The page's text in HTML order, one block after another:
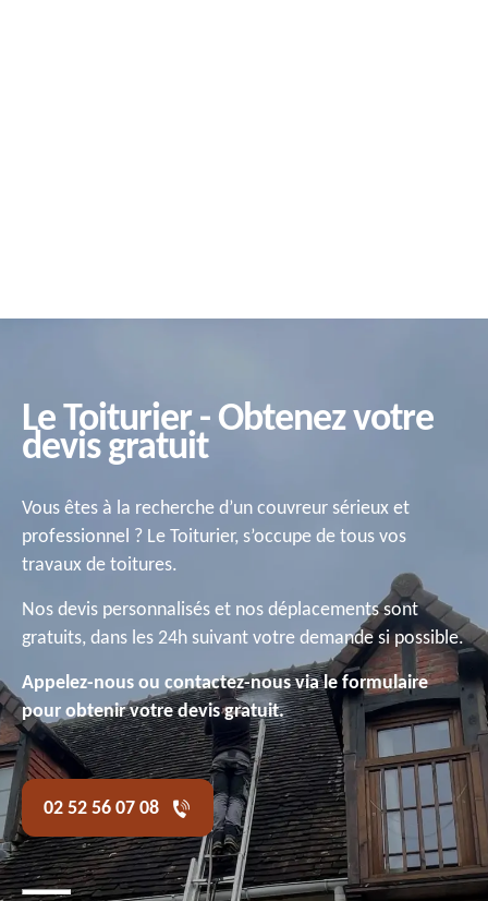
Le Toiturier - Obtenez votre
devis gratuit
Vous êtes à la recherche d’un couvreur sérieux et
professionnel ? Le Toiturier, s’occupe de tous vos
travaux de toitures.
Nos devis personnalisés et nos déplacements sont
gratuits, dans les 24h suivant votre demande si possible.
Appelez-nous ou contactez-nous via le formulaire
pour obtenir votre devis gratuit.
02 52 56 07 08